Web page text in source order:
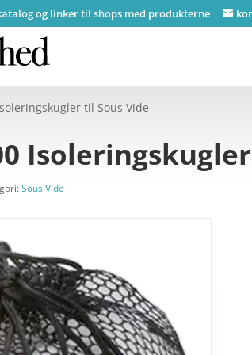
og linker til shops med produkterne
til Sous Vide
Sous Vide